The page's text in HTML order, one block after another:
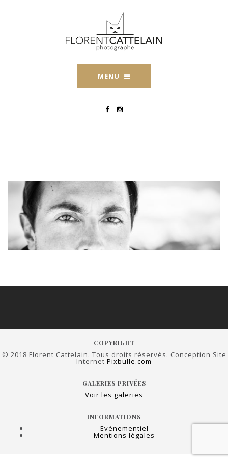
MENU
COPYRIGHT
© 2018 Florent Cattelain. Tous droits réservés. Conception Site
Internet Pixbulle.com
GALERIES PRIVÉES
Voir les galeries
INFORMATIONS
Evènementiel
Mentions légales